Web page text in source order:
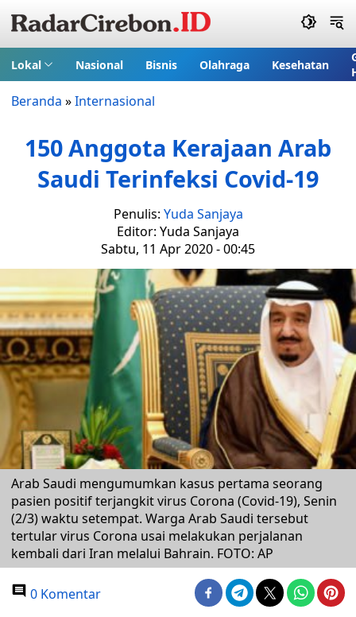
Lokal Nasional Bisnis Olahraga Kesehatan
Beranda »Internasional
150 Anggota Kerajaan Arab
Saudi Terinfeksi Covid-19
Penulis: Yuda Sanjaya
Editor: Yuda Sanjaya
Sabtu, 11 Apr 2020 - 00:45
Arab Saudi mengumumkan kasus pertama seorang
pasien positif terjangkit virus Corona (Covid-19), Senin
(2/3) waktu setempat. Warga Arab Saudi tersebut
tertular virus Corona usai melakukan perjalanan
kembali dari Iran melalui Bahrain. FOTO: AP
0 Komentar